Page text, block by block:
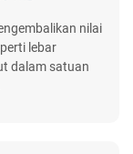
nilai
lebar
dalam satuan